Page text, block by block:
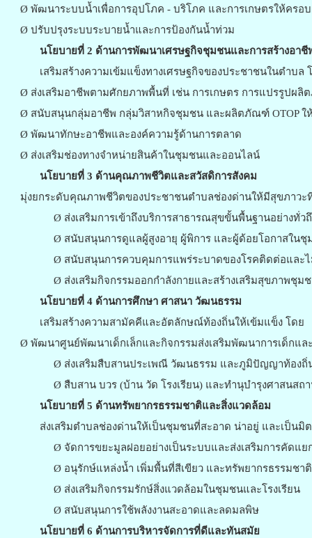
Ø พัฒนาระบบน้ำเพื่อการอุปโภค - บริโภค และการเกษตรให้ครอ
Ø ปรับปรุงระบบระบายน้ำและการป้องกันน้ำท่วม
นโยบายที่ 2 ด้านการพัฒนาเศรษฐกิจชุมชนและการสร้างอาชี
เสริมสร้างความเข้มแข็งทางเศรษฐกิจของประชาชนในตำบล
Ø ส่งเสริมอาชีพตามศักยภาพพื้นที่ เช่น การเกษตร การแปรรูปผ
Ø สนับสนุนกลุ่มอาชีพ กลุ่มวิสาหกิจชุมชน และผลิตภัณฑ์ OTOP ใ
Ø พัฒนาทักษะอาชีพและองค์ความรู้ด้านการตลาด
Ø ส่งเสริมช่องทางจำหน่ายสินค้าในชุมชนและออนไลน์
นโยบายที่ 3 ด้านคุณภาพชีวิตและสวัสดิการสังคม
มุ่งยกระดับคุณภาพชีวิตของประชาชนตำบลช่องด่านให้มีสุขภาว
Ø ส่งเสริมการเข้าถึงบริการสาธารณสุขขั้นพื้นฐานอย่างทั่ว
Ø สนับสนุนการดูแลผู้สูงอายุ ผู้พิการ และผู้ด้อยโอกาสในชุ
Ø สนับสนุนการควบคุมการแพร่ระบาดของโรคติดต่อและ
Ø ส่งเสริมกิจกรรมออกกำลังกายและสร้างเสริมสุขภาพชุม
นโยบายที่ 4 ด้านการศึกษา ศาสนา วัฒนธรรม
เสริมสร้างความสามัคคีและอัตลักษณ์ท้องถิ่นให้เข้มแข็ง โดย
Ø พัฒนาศูนย์พัฒนาเด็กเล็กและกิจกรรมส่งเสริมพัฒนาการเด็กแล
Ø ส่งเสริมสืบสานประเพณี วัฒนธรรม และภูมิปัญญาท้องถิ่
Ø สืบสาน บวร (บ้าน วัด โรงเรียน) และทำนุบำรุงศาสนสถ
นโยบายที่ 5 ด้านทรัพยากรธรรมชาติและสิ่งแวดล้อม
ส่งเสริมตำบลช่องด่านให้เป็นชุมชนที่สะอาด น่าอยู่ และเป็นมิ
Ø จัดการขยะมูลฝอยอย่างเป็นระบบและส่งเสริมการคัดแย
Ø อนุรักษ์แหล่งน้ำ เพิ่มพื้นที่สีเขียว และทรัพยากรธรรมชาติ
Ø ส่งเสริมกิจกรรมรักษ์สิ่งแวดล้อมในชุมชนและโรงเรียน
Ø สนับสนุนการใช้พลังงานสะอาดและลดมลพิษ
นโยบายที่ 6 ด้านการบริหารจัดการที่ดีและทันสมัย